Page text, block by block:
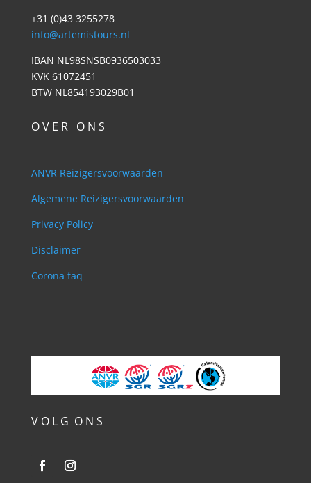
+31 (0)43 3255278
info@artemistours.nl
IBAN NL98SNSB0936503033
KVK 61072451
BTW NL854193029B01
O V E R O N S
ANVR Reizigersvoorwaarden
Algemene Reizigersvoorwaarden
Privacy Policy
Disclaimer
Corona faq
V O L G O N S